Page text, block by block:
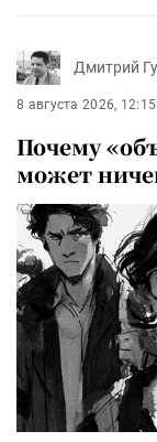
Дмитрий
8 августа 2026, 12:15
Почему
может